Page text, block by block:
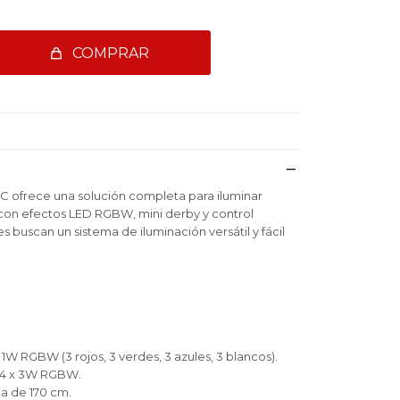
COMPRAR
ofrece una solución completa para iluminar
efectos LED RGBW, mini derby y control
buscan un sistema de iluminación versátil y fácil
RGBW (3 rojos, 3 verdes, 3 azules, 3 blancos).
3W RGBW.
de 170 cm.